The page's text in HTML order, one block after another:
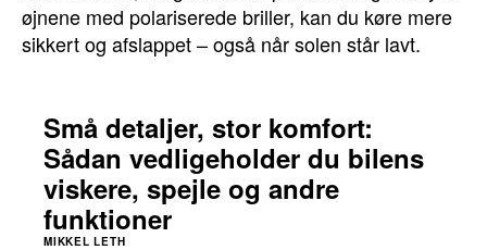
øjnene med polariserede briller, kan du køre mere
sikkert og afslappet – også når solen står lavt.
Små detaljer, stor komfort:
Sådan vedligeholder du bilens
viskere, spejle og andre
funktioner
MIKKEL LETH